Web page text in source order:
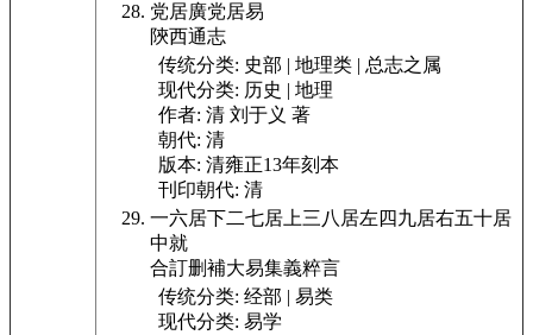
党居廣党居易
陝西通志
传统分类: 史部 | 地理类 | 总志之属
现代分类: 历史 | 地理
作者: 清 刘于义 著
朝代: 清
版本: 清雍正13年刻本
刊印朝代: 清
一六居下二七居上三八居左四九居右五十居
中就
合訂删補大易集義粹言
传统分类: 经部 | 易类
现代分类: 易学